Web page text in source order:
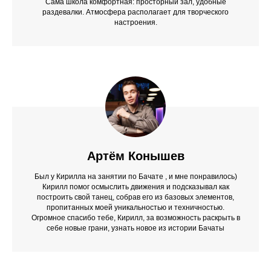
Сама школа комфортная: просторный зал, удобные
раздевалки. Атмосфера располагает для творческого
настроения.
Артём Конышев
Был у Кирилла на занятии по Бачате , и мне понравилось)
Кирилл помог осмыслить движения и подсказывал как
построить свой танец, собрав его из базовых элементов,
пропитанных моей уникальностью и техничностью.
Огромное спасибо тебе, Кирилл, за возможность раскрыть в
себе новые грани, узнать новое из истории Бачаты